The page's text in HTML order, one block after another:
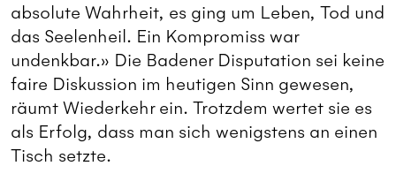
absolute Wahrheit, es ging um Leben, Tod und
das Seelenheil. Ein Kompromiss war
undenkbar.» Die Badener Disputation sei keine
faire Diskussion im heutigen Sinn gewesen,
räumt Wiederkehr ein. Trotzdem wertet sie es
als Erfolg, dass man sich wenigstens an einen
Tisch setzte.